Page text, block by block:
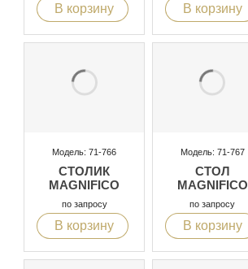
В корзину В корзину
Модель: 71-766
СТОЛИК
MAGNIFICO
по запросу
В корзину
Модель: 71-767
СТОЛ
MAGNIFICO
по запросу
В корзину